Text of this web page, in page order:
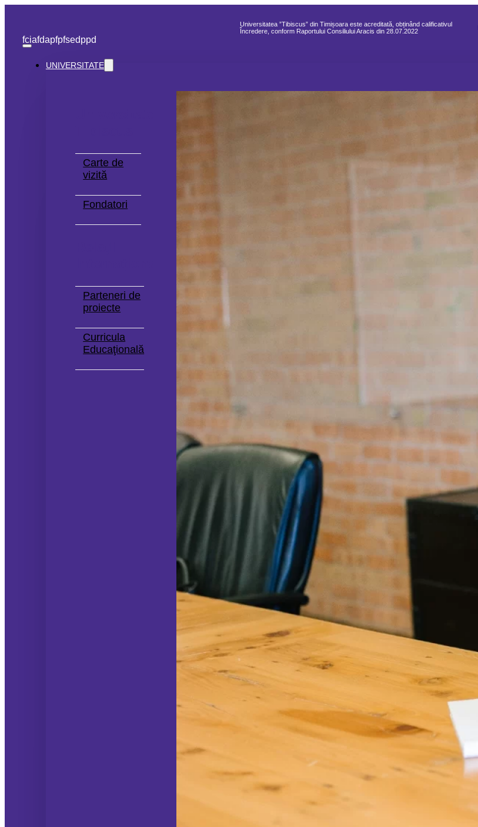
Universitatea ”Tibiscus” din Timișoara este acreditată, obținând calificativul
Încredere, conform Raportului Consiliului Aracis din 28.07.2022
fciafdapfpfsedppd
UNIVERSITATE
Carte de
vizită
Fondatori
Parteneri de
proiecte
Curricula
Educaţională